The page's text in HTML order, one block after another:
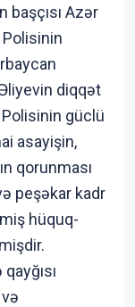
Azər
Polisinin
diqqət
güclü
asayişin,
qorunması
peşəkar kadr
hüquq-